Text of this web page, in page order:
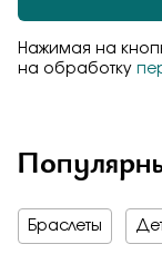
Нажимая на
на обработку
Браслеты